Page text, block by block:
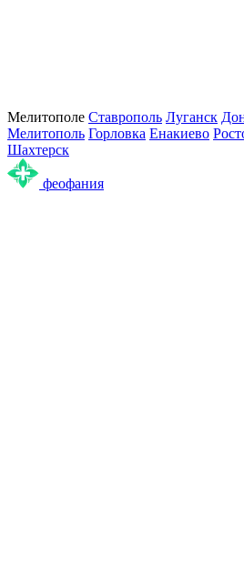
Мелитополе Ставрополь Луганск
Мелитополь Горловка Енакиево
Шахтерск
феофания